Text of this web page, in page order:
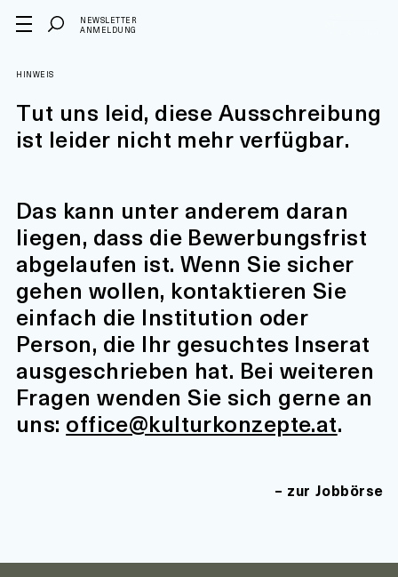
NEWSLETTER
ANMELDUNG
HINWEIS
Tut uns leid, diese Ausschreibung
ist leider nicht mehr verfügbar.
Das kann unter anderem daran
liegen, dass die Bewerbungsfrist
abgelaufen ist. Wenn Sie sicher
gehen wollen, kontaktieren Sie
einfach die Institution oder
Person, die Ihr gesuchtes Inserat
ausgeschrieben hat. Bei weiteren
Fragen wenden Sie sich gerne an
uns: office@kulturkonzepte.at.
zur Jobbörse